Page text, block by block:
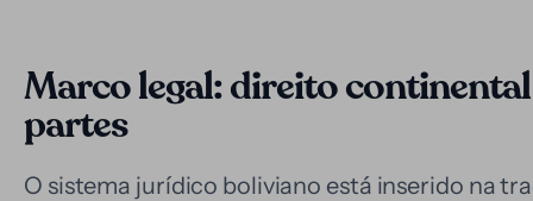
Marco legal: direito
partes
O sistema jurídico boliviano está inserido na